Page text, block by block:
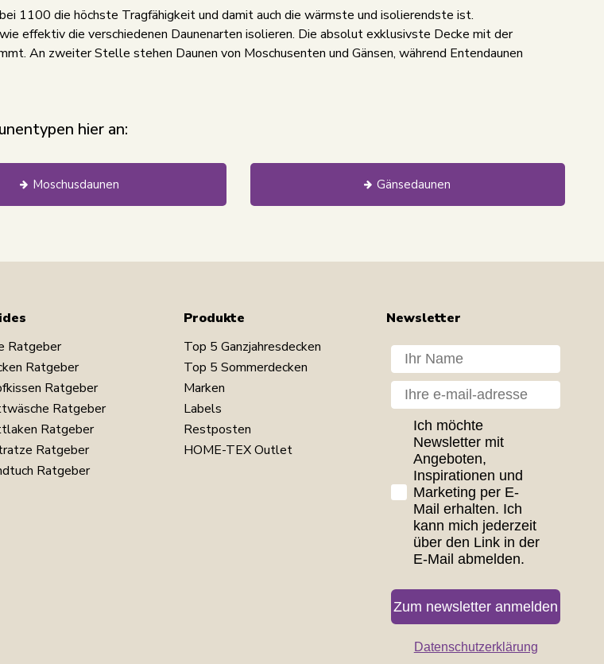
1100 die höchste Tragfähigkeit und damit auch die wärmste und isolierendste ist.
effektiv die verschiedenen Daunenarten isolieren. Die absolut exklusivste Decke mit der
An zweiter Stelle stehen Daunen von Moschusenten und Gänsen, während Entendaunen
hier an:
Moschusdaunen Gänsedaunen
Ratgeber
Ratgeber
Ratgeber
Ratgeber
Ratgeber
Ratgeber
Ratgeber
Produkte
Top 5 Ganzjahresdecken
Top 5 Sommerdecken
Marken
Labels
Restposten
HOME-TEX Outlet
Newsletter
Dit navn
Din e-mail
GDPR consent
Ich möchte
Newsletter mit
Angeboten,
Inspirationen und
Marketing per E-
Mail erhalten. Ich
kann mich jederzeit
über den Link in der
E-Mail abmelden.
Zum newsletter anmelden
Datenschutzerklärung